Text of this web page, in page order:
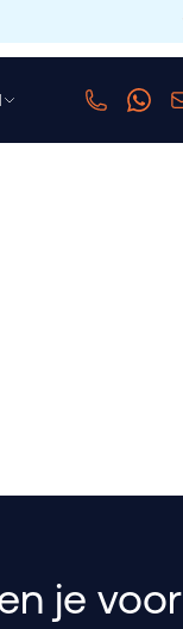
je voor